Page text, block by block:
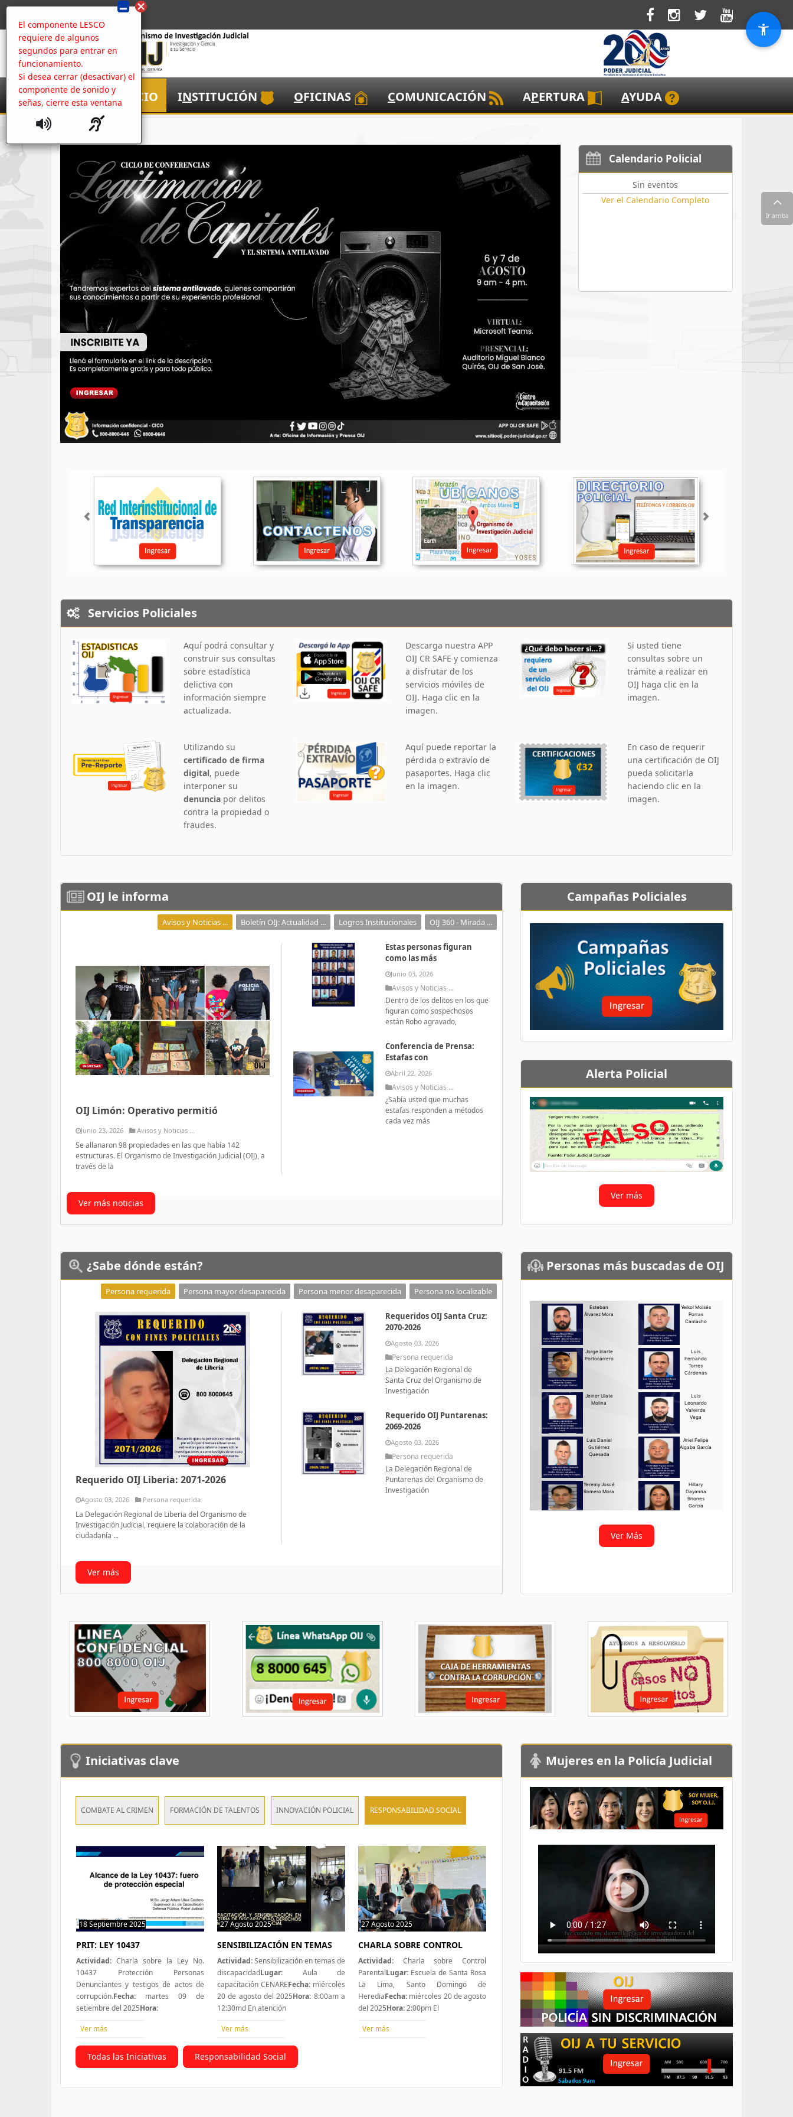
El componente LESCO
requiere de algunos
segundos para entrar en
funcionamiento.
Si desea cerrar (desactivar) el
componente de sonido y
señas, cierre esta ventana
NICIO INSTITUCIÓN OFICINAS COMUNICACIÓN APERTURA AYUDA
Calendario Policial
Sin eventos
Ver el Calendario Completo
Anterior
Servicios Policiales
Aquí podrá consultar y
construir sus consultas
sobre estadística
delictiva con
información siempre
actualizada.
Descarga nuestra APP
OIJ CR SAFE y comienza
a disfrutar de los
servicios móviles de
OIJ. Haga clic en la
imagen.
Si usted tiene
consultas sobre un
trámite a realizar en
OIJ haga clic en la
imagen.
Utilizando su
certificado de firma
digital, puede
interponer su
denuncia por delitos
contra la propiedad o
fraudes.
Aquí puede reportar la
pérdida o extravío de
pasaportes. Haga clic
en la imagen.
En caso de requerir
una certificación de OIJ
pueda solicitarla
haciendo clic en la
imagen.
OIJ le informa
Avisos y Noticias ... Boletín OIJ: Actualidad ... Logros Institucionales OIJ 360 - Mirada ...
OIJ Limón: Operativo permitió
Junio 23, 2026 Avisos y Noticias ...
Se allanaron 98 propiedades en las que había 142
estructuras. El Organismo de Investigación Judicial (OIJ), a
través de la
Estas personas figuran
como las más
Junio 03, 2026
Avisos y Noticias ...
Dentro de los delitos en los que
figuran como sospechosos
están Robo agravado,
Conferencia de Prensa:
Estafas con
Abril 22, 2026
Avisos y Noticias ...
¿Sabía usted que muchas
estafas responden a métodos
cada vez más
Ver más noticias
Campañas Policiales
Alerta Policial
Ver más
¿Sabe dónde están?
Persona requerida Persona mayor desaparecida Persona menor desaparecida Persona no localizable
Requerido OIJ Liberia: 2071-2026
Agosto 03, 2026 Persona requerida
La Delegación Regional de Liberia del Organismo de
Investigación Judicial, requiere la colaboración de la
ciudadanía ...
Requeridos OIJ Santa Cruz:
2070-2026
Agosto 03, 2026
Persona requerida
La Delegación Regional de
Santa Cruz del Organismo de
Investigación
Requerido OIJ Puntarenas:
2069-2026
Agosto 03, 2026
Persona requerida
La Delegación Regional de
Puntarenas del Organismo de
Investigación
Ver más
Personas más buscadas de OIJ
Ver Más
Iniciativas clave
Todas las Iniciativas Responsabilidad Social
COMBATE AL CRIMEN FORMACIÓN DE TALENTOS INNOVACIÓN POLICIAL RESPONSABILIDAD SOCIAL
18 Septiembre 2025 0 hit
PRIT: LEY 10437
Actividad: Charla sobre la Ley No.
10437 Protección Personas
Denunciantes y testigos de actos de
corrupción.Fecha: martes 09 de
setiembre del 2025Hora:
Ver más
27 Agosto 2025 1 hit
SENSIBILIZACIÓN EN TEMAS
Actividad:Sensibilización en temas de
discapacidadLugar: Aula de
capacitación CENAREFecha: miércoles
20 de agosto del 2025Hora: 8:00am a
12:30md En atención
Ver más
27 Agosto 2025 0 hit
CHARLA SOBRE CONTROL
Actividad: Charla sobre Control
ParentalLugar: Escuela de Santa Rosa
La Lima, Santo Domingo de
HerediaFecha: miércoles 20 de agosto
del 2025Hora:2:00pm El
Ver más
Mujeres en la Policía Judicial
Ir arriba